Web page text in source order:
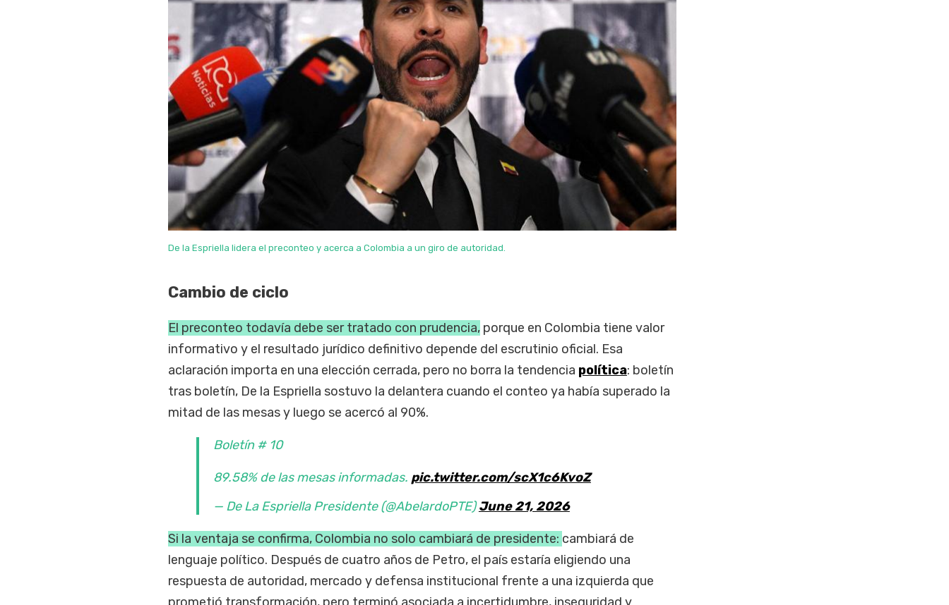
De la Espriella lidera el preconteo y acerca a Colombia a un giro de autoridad.
Cambio de ciclo
El preconteo todavía debe ser tratado con prudencia,porque en Colombia tiene valor
informativo y el resultado jurídico definitivo depende del escrutinio oficial. Esa
aclaración importa en una elección cerrada, pero no borra la tendencia política: boletín
tras boletín, De la Espriella sostuvo la delantera cuando el conteo ya había superado la
mitad de las mesas y luego se acercó al 90%.
Boletín # 10
89.58% de las mesas informadas. pic.twitter.com/scX1c6KvoZ
— De La Espriella Presidente (@AbelardoPTE)June 21, 2026
Si la ventaja se confirma, Colombia no solo cambiará de presidente: cambiará de
lenguaje político. Después de cuatro años de Petro, el país estaría eligiendo una
respuesta de autoridad, mercado y defensa institucional frente a una izquierda que